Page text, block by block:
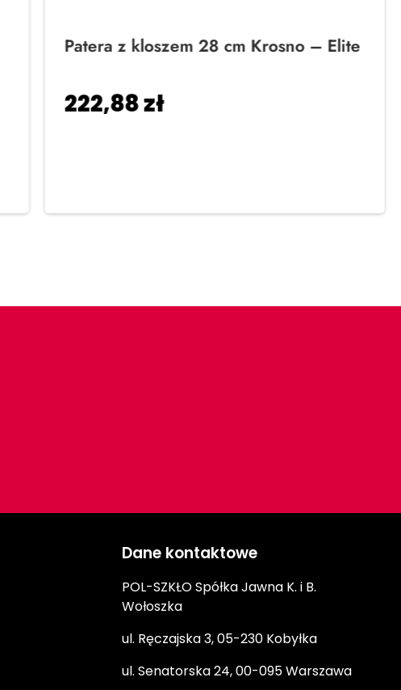
Patera z kloszem 28 cm Krosno – Elite
222,88zł
Dane kontaktowe
POL-SZKŁO Spółka Jawna K. i B.
Wołoszka
ul. Ręczajska 3, 05-230 Kobyłka
ul. Senatorska 24, 00-095 Warszawa